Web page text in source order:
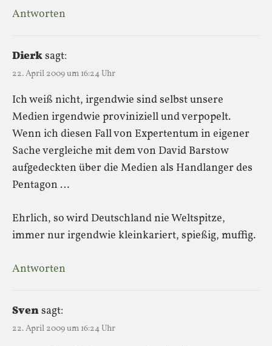
Antworten
Dierksagt:
22. April 2009 um 16:24 Uhr
Ich weiß nicht, irgendwie sind selbst unsere
Medien irgendwie proviniziell und verpopelt.
Wenn ich diesen Fall von Expertentum in eigener
Sache vergleiche mit dem von David Barstow
aufgedeckten über die Medien als Handlanger des
Pentagon …
Ehrlich, so wird Deutschland nie Weltspitze,
immer nur irgendwie kleinkariert, spießig, muffig.
Antworten
Svensagt:
22. April 2009 um 16:24 Uhr